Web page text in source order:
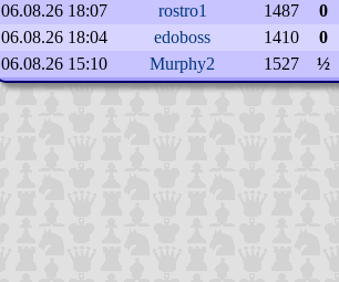
06.08.26 18:07
rostro1 1487
0
06.08.26 18:04
edoboss 1410
0
06.08.26 15:10
Murphy2 1527 ½